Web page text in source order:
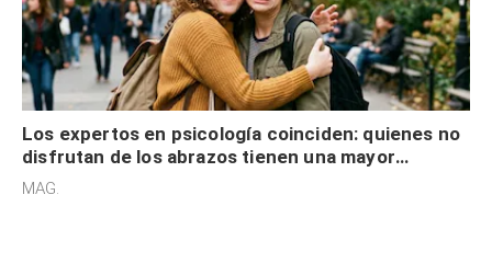
Los expertos en psicología coinciden: quienes no
disfrutan de los abrazos tienen una mayor
sensibilidad a los estímulos físicos y no es por
MAG.